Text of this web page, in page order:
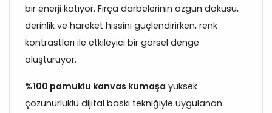
bir enerji katıyor. Fırça darbelerinin özgün dokusu,
derinlik ve hareket hissini güçlendirirken, renk
kontrastları ile etkileyici bir görsel denge
oluşturuyor.
%100 pamuklu kanvas kumaşa yüksek
çözünürlüklü dijital baskı tekniğiyle uygulanan